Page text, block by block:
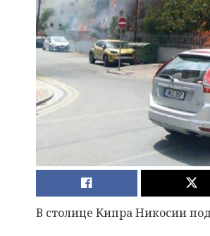
В столице Кипра Никосии